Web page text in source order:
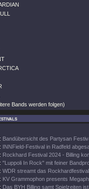
Bands werden folgen)
Bandübersicht des Partysan
INNField-Festival in Radfeld
Rockhard Festival 2024 - Billing
"Luppoli In Rock" mit feiner
WDR streamt das Rockhardfestival
KV Grammophon presents
Das BYH Billing samt Spielzeiten